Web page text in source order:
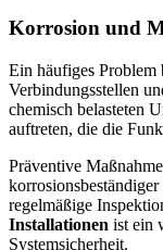
Korrosion und
Ein häufiges Problem
Verbindungsstellen
chemisch belasteten
auftreten, die die
Präventive
regelmäßige
Installationen ist ein
Systemsicherheit.